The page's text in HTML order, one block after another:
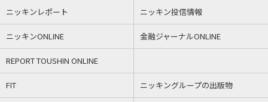
ニッキンレポート ニッキン投信情報
ニッキンONLINE 金融ジャーナルONLINE
REPORT TOUSHIN ONLINE
FIT ニッキングループの出版物